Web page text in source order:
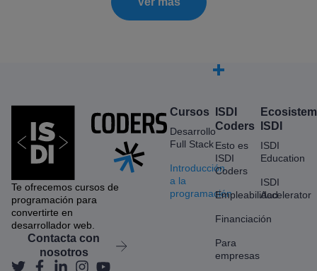
Te ofrecemos cursos de
programación para
convertirte en
desarrollador web.
Contacta con
nosotros
Cursos
Desarrollo
Full Stack
Introducción
a la
programación
ISDI
Coders
Esto es
ISDI
Coders
Empleabilidad
Financiación
Para
empresas
ISDI
ISDI
Education
ISDI
Accelerator